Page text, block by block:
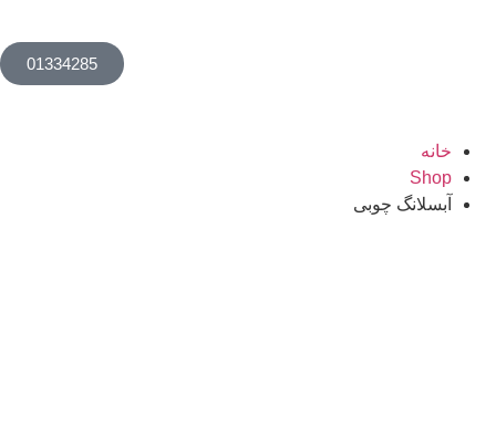
01334285
خانه
Shop
آبسلانگ چوبی